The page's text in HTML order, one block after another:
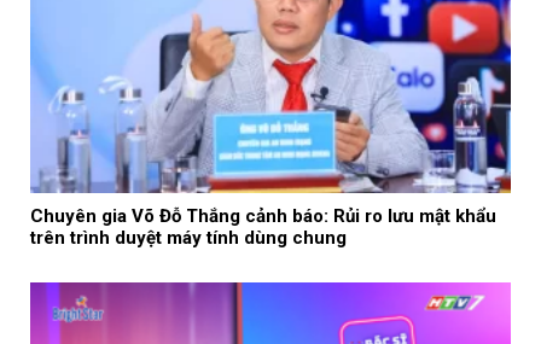
Chuyên gia Võ Đỗ Thắng cảnh báo: Rủi ro lưu mật khẩu
trên trình duyệt máy tính dùng chung